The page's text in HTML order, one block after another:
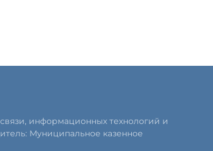
информационных технологий и
Муниципальное казенное